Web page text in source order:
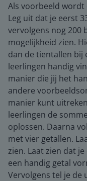
Als voorbeeld wordt
Leg uit dat je eerst
vervolgens nog 200
mogelijkheid zien.
dan de tientallen bij
leerlingen handig
manier die jij het
andere
manier kunt
leerlingen de
oplossen. Daarna
met vier getallen.
zien. Laat zien dat
een handig getal
Vervolgens tel je de